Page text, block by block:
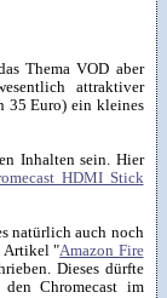
Thema VOD aber
attraktiver
35 Euro) ein kleines
Inhalten sein. Hier
HDMI Stick
natürlich auch noch
Artikel "Amazon Fire
Dieses dürfte
Chromecast im